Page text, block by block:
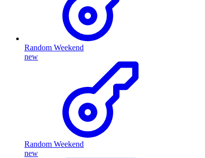
Random Weekend
new
Random Weekend
new